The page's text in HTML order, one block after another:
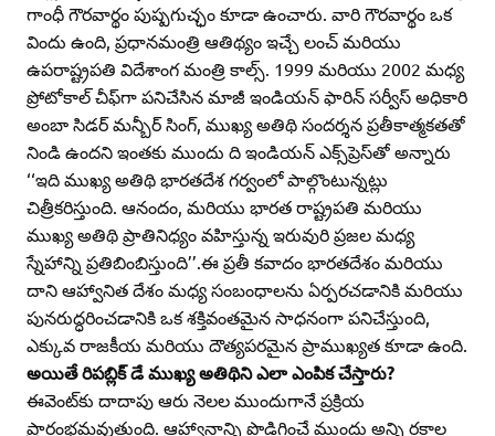
గాంధీ గౌరవార్థం పుష్పగుచ్ఛం కూడా ఉంచారు. వారి గౌరవార్థం ఒక
విందు ఉంది, ప్రధానమంత్రి ఆతిథ్యం ఇచ్చే లంచ్‌ మరియు
ఉపరాష్ట్రపతి విదేశాంగ మంత్రి కాల్స్‌. 1999 మరియు 2002 మధ్య
ప్రోటోకాల్‌ చీఫ్‌గా పనిచేసిన మాజీ ఇండియన్‌ ఫారిన్‌ సర్వీస్‌ అధికారి
అంబా సిడర్‌ మన్బీర్‌ సింగ్‌, ముఖ్య అతిథి సందర్శన ప్రతీకాత్మకతతో
నిండి ఉందని ఇంతకు ముందు ది ఇండియన్‌ ఎక్స్‌ప్రెస్‌తో అన్నారు
‘‘ఇది ముఖ్య అతిథి భారతదేశ గర్వంలో పాల్గొంటున్నట్లు
చిత్రీకరిస్తుంది. ఆనందం, మరియు భారత రాష్ట్రపతి మరియు
ముఖ్య అతిథి ప్రాతినిధ్యం వహిస్తున్న ఇరువురి ప్రజల మధ్య
స్నేహాన్ని ప్రతిబింబిస్తుంది’’.ఈ ప్రతీ కవాదం భారతదేశం మరియు
దాని ఆహ్వానిత దేశం మధ్య సంబంధాలను ఏర్పరచడానికి మరియు
పునరుద్ధరించడానికి ఒక శక్తివంతమైన సాధనంగా పనిచేస్తుంది,
ఎక్కువ రాజకీయ మరియు దౌత్యపరమైన ప్రాముఖ్యత కూడా ఉంది.
అయితే రిపబ్లిక్‌ డే ముఖ్య అతిథిని ఎలా ఎంపిక చేస్తారు?
ఈవెంట్‌కు దాదాపు ఆరు నెలల ముందుగానే ప్రక్రియ
ప్రారంభమవుతుంది. ఆహ్వానాన్ని పొడిగించే ముందు అన్ని రకాల